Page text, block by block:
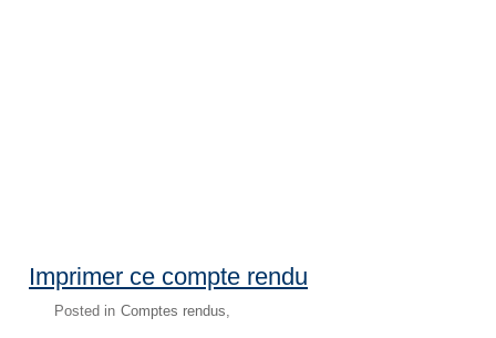
Imprimer ce compte rendu
Posted in Comptes rendus